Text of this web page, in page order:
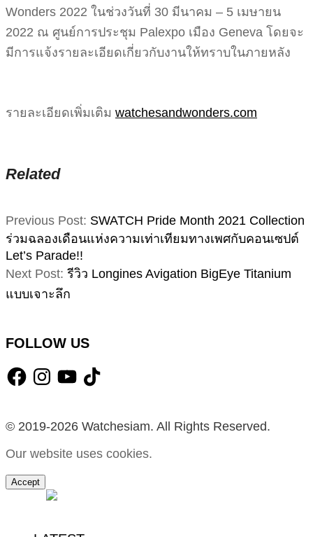
Wonders 2022 ในช่วงวันที่ 30 มีนาคม – 5 เมษายน
2022 ณ ศูนย์การประชุม Palexpo เมือง Geneva โดยจะ
มีการแจ้งรายละเอียดเกี่ยวกับงานให้ทราบในภายหลัง
รายละเอียดเพิ่มเติม watchesandwonders.com
Related
2021-
06-
06
Previous Post: SWATCH Pride Month 2021 Collection
ร่วมฉลองเดือนแห่งความเท่าเทียมทางเพศกับคอนเซปต์
Let’s Parade!!
Next Post: รีวิว Longines Avigation BigEye Titanium
แบบเจาะลึก
FOLLOW US
FacebookInstagramYouTube
TikTok
© 2019-2026 Watchesiam. All Rights Reserved.
Our website uses cookies.
Accept